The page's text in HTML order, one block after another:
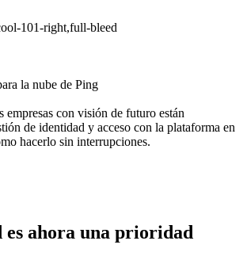
101-right,full-bleed
la nube de Ping
empresas con visión de futuro están
de identidad y acceso con la plataforma en
hacerlo sin interrupciones.
ahora una prioridad